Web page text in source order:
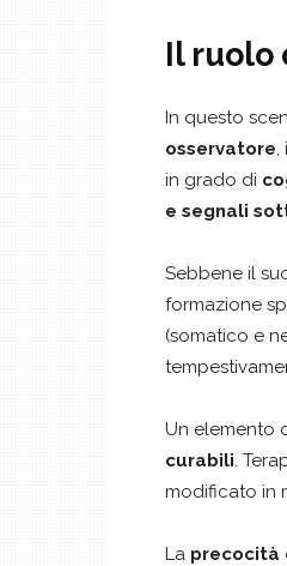
Il ruolo
In questo
osservatore,
in grado di
e segnali
Sebbene il
formazione
(somatico e
Un elemento
curabili.
modificato in
La precocità